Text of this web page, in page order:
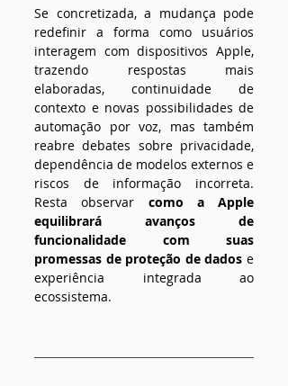
Se concretizada, a mudança pode
redefinir a forma como usuários
interagem com dispositivos Apple,
trazendo respostas mais
elaboradas, continuidade de
contexto e novas possibilidades de
automação por voz, mas também
reabre debates sobre privacidade,
dependência de modelos externos e
riscos de informação incorreta.
Resta observar como a Apple
equilibrará avanços de
funcionalidade com suas
promessas de proteção de dados e
experiência integrada ao
ecossistema.